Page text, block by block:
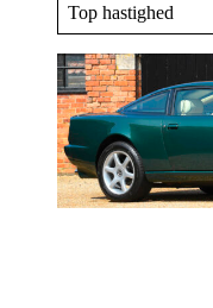
Top hastighed